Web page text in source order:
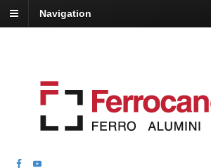
Navigation